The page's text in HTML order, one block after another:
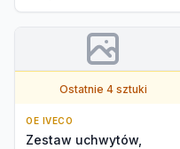
Ostatnie 4 sztuki
OE IVECO
Zestaw uchwytów,